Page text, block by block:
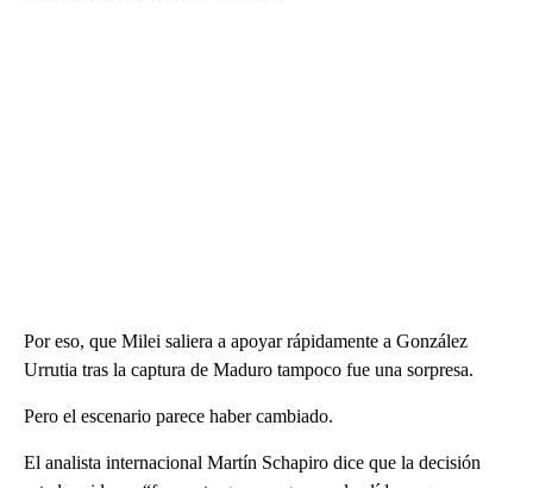
Por eso, que Milei saliera a apoyar rápidamente a González
Urrutia tras la captura de Maduro tampoco fue una sorpresa.
Pero el escenario parece haber cambiado.
El analista internacional Martín Schapiro dice que la decisión